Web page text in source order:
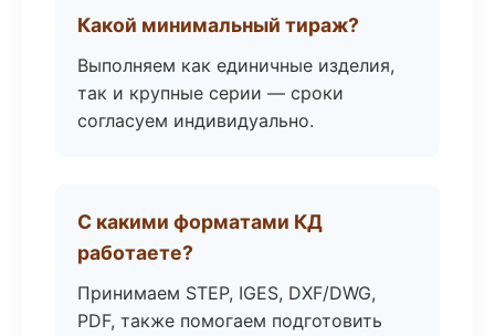
Какой минимальный тираж?
Выполняем как единичные изделия,
так и крупные серии — сроки
согласуем индивидуально.
С какими форматами КД
работаете?
Принимаем STEP, IGES, DXF/DWG,
PDF, также помогаем подготовить